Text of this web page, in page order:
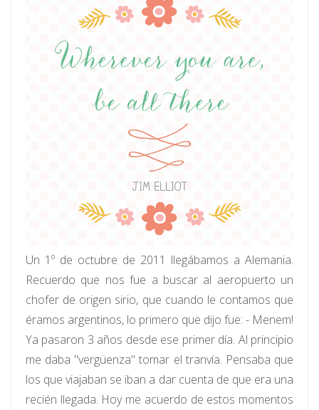
Un 1º de octubre de 2011 llegábamos a Alemania.
Recuerdo que nos fue a buscar al aeropuerto un
chofer de origen sirio, que cuando le contamos que
éramos argentinos, lo primero que dijo fue: - Menem!
Ya pasaron 3 años desde ese primer día. Al principio
me daba "vergüenza" tomar el tranvía. Pensaba que
los que viajaban se iban a dar cuenta de que era una
recién llegada. Hoy me acuerdo de estos momentos